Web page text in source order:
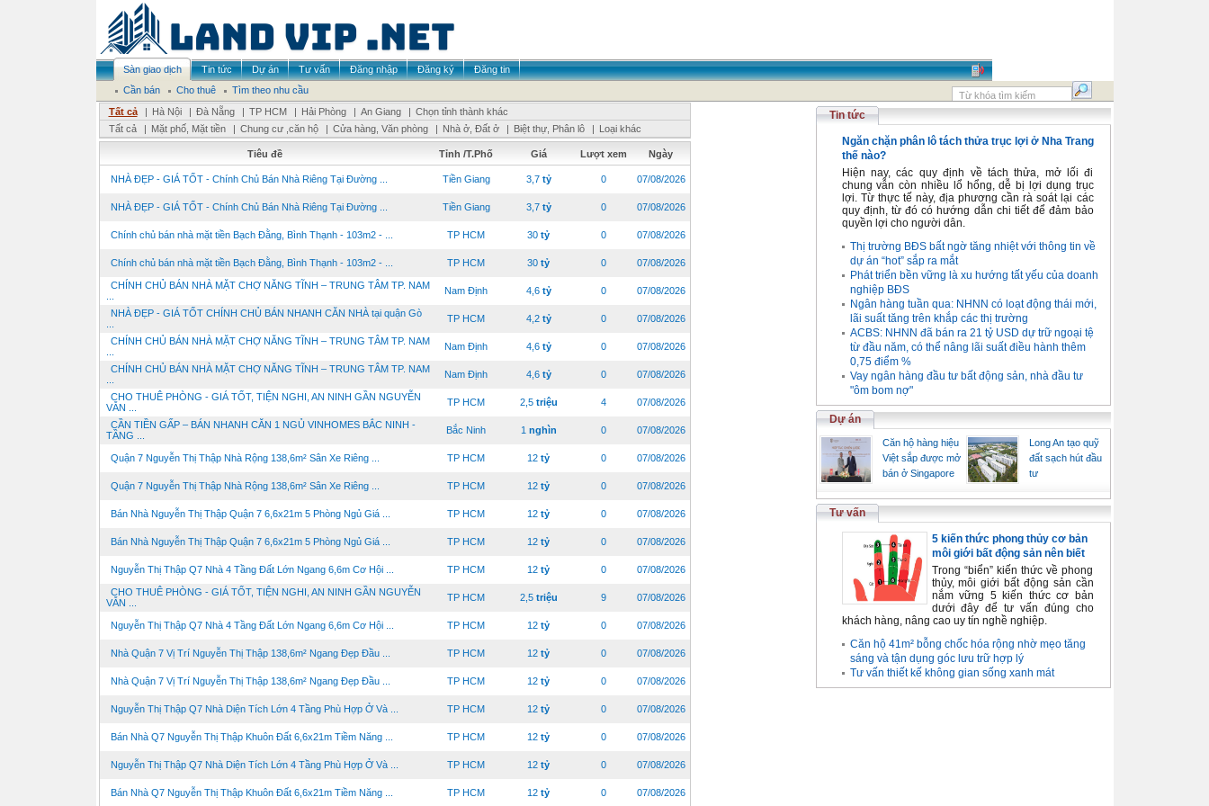
Sàn giao dịch Tin tức Dự án Tư vấn Đăng nhập Đăng ký
Đăng tin
Cần bán
Cho thuê
Tìm theo nhu cầu
Tất cả
| Hà Nội | Đà Nẵng | TP HCM | Hải Phòng | An Giang | Chọn tỉnh thành khác
Tất cả
| Mặt phố, Mặt tiền | Chung cư ,căn hộ | Cửa hàng, Văn phòng | Nhà ở, Đất ở | Biệt thự, Phân lô | Loại khác
Tiêu đề Tỉnh /T.Phố Giá Lượt xem Ngày
NHÀ ĐẸP - GIÁ TỐT - Chính Chủ Bán Nhà Riêng Tại Đường ... Tiền Giang 3,7 tỷ 0 07/08/2026
NHÀ ĐẸP - GIÁ TỐT - Chính Chủ Bán Nhà Riêng Tại Đường ... Tiền Giang 3,7 tỷ 0 07/08/2026
Chính chủ bán nhà mặt tiền Bạch Đằng, Bình Thạnh - 103m2 - ... TP HCM 30 tỷ 0 07/08/2026
Chính chủ bán nhà mặt tiền Bạch Đằng, Bình Thạnh - 103m2 - ... TP HCM 30 tỷ 0 07/08/2026
CHÍNH CHỦ BÁN NHÀ MẶT CHỢ NĂNG TĨNH – TRUNG TÂM TP. NAM
Nam Định 4,6 tỷ 0 07/08/2026
NHÀ ĐẸP - GIÁ TỐT CHÍNH CHỦ BÁN NHANH CĂN NHÀ tại quận Gò
TP HCM 4,2 tỷ 0 07/08/2026
CHÍNH CHỦ BÁN NHÀ MẶT CHỢ NĂNG TĨNH – TRUNG TÂM TP. NAM
Nam Định 4,6 tỷ 0 07/08/2026
CHÍNH CHỦ BÁN NHÀ MẶT CHỢ NĂNG TĨNH – TRUNG TÂM TP. NAM
Nam Định 4,6 tỷ 0 07/08/2026
CHO THUÊ PHÒNG - GIÁ TỐT, TIỆN NGHI, AN NINH GẦN NGUYỄN
VẴN ...
TP HCM 2,5 triệu 4 07/08/2026
CẦN TIỀN GẤP – BÁN NHANH CĂN 1 NGỦ VINHOMES BẮC NINH -
TẦNG ...
Bắc Ninh 1 nghìn 0 07/08/2026
Quận 7 Nguyễn Thị Thập Nhà Rộng 138,6m² Sân Xe Riêng ... TP HCM 12 tỷ 0 07/08/2026
Quận 7 Nguyễn Thị Thập Nhà Rộng 138,6m² Sân Xe Riêng ... TP HCM 12 tỷ 0 07/08/2026
Bán Nhà Nguyễn Thị Thập Quận 7 6,6x21m 5 Phòng Ngủ Giá ... TP HCM 12 tỷ 0 07/08/2026
Bán Nhà Nguyễn Thị Thập Quận 7 6,6x21m 5 Phòng Ngủ Giá ... TP HCM 12 tỷ 0 07/08/2026
Nguyễn Thị Thập Q7 Nhà 4 Tầng Đất Lớn Ngang 6,6m Cơ Hội ... TP HCM 12 tỷ 0 07/08/2026
CHO THUÊ PHÒNG - GIÁ TỐT, TIỆN NGHI, AN NINH GẦN NGUYỄN
VẴN ...
TP HCM 2,5 triệu 9 07/08/2026
Nguyễn Thị Thập Q7 Nhà 4 Tầng Đất Lớn Ngang 6,6m Cơ Hội ... TP HCM 12 tỷ 0 07/08/2026
Nhà Quận 7 Vị Trí Nguyễn Thị Thập 138,6m² Ngang Đẹp Đầu ... TP HCM 12 tỷ 0 07/08/2026
Nhà Quận 7 Vị Trí Nguyễn Thị Thập 138,6m² Ngang Đẹp Đầu ... TP HCM 12 tỷ 0 07/08/2026
Nguyễn Thị Thập Q7 Nhà Diện Tích Lớn 4 Tầng Phù Hợp Ở Và ... TP HCM 12 tỷ 0 07/08/2026
Bán Nhà Q7 Nguyễn Thị Thập Khuôn Đất 6,6x21m Tiềm Năng ... TP HCM 12 tỷ 0 07/08/2026
Nguyễn Thị Thập Q7 Nhà Diện Tích Lớn 4 Tầng Phù Hợp Ở Và ... TP HCM 12 tỷ 0 07/08/2026
Bán Nhà Q7 Nguyễn Thị Thập Khuôn Đất 6,6x21m Tiềm Năng ... TP HCM 12 tỷ 0 07/08/2026
Tin tức
Ngăn chặn phân lô tách thửa trục lợi ở Nha Trang
thế nào?
Hiện nay, các quy định về tách thửa, mở lối đi
chung vẫn còn nhiều lổ hổng, dễ bị lợi dụng trục
lợi. Từ thực tế này, địa phương cần rà soát lại các
quy định, từ đó có hướng dẫn chi tiết để đảm bảo
quyền lợi cho người dân.
Thị trường BĐS bất ngờ tăng nhiệt với thông tin về
dự án “hot” sắp ra mắt
Phát triển bền vững là xu hướng tất yếu của doanh
nghiệp BĐS
Ngân hàng tuần qua: NHNN có loạt động thái mới,
lãi suất tăng trên khắp các thị trường
ACBS: NHNN đã bán ra 21 tỷ USD dự trữ ngoại tệ
từ đầu năm, có thể nâng lãi suất điều hành thêm
0,75 điểm %
Vay ngân hàng đầu tư bất động sản, nhà đầu tư
"ôm bom nợ"
Dự án
Căn hộ hàng hiệu
Việt sắp được mở
bán ở Singapore
Long An tạo quỹ
đất sạch hút đầu
tư
Tư vấn
5 kiến thức phong thủy cơ bản
môi giới bất động sản nên biết
Trong “biển” kiến thức về phong
thủy, môi giới bất động sản cần
nắm vững 5 kiến thức cơ bản
dưới đây để tư vấn đúng cho
khách hàng, nâng cao uy tín nghề nghiệp.
Căn hộ 41m² bỗng chốc hóa rộng nhờ mẹo tăng
sáng và tận dụng góc lưu trữ hợp lý
Tư vấn thiết kế không gian sống xanh mát